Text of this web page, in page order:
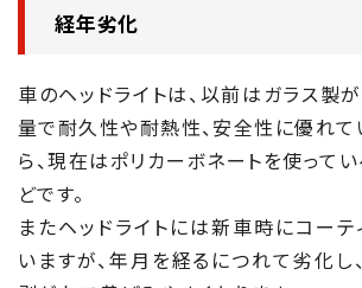
経年劣化
車のヘッドライトは、以前はガラス製
量で耐久性や耐熱性、安全性に優れ
ら、現在はポリカーボネートを使って
どです。
またヘッドライトには新車時にコーテ
いますが、年月を経るにつれて劣化し